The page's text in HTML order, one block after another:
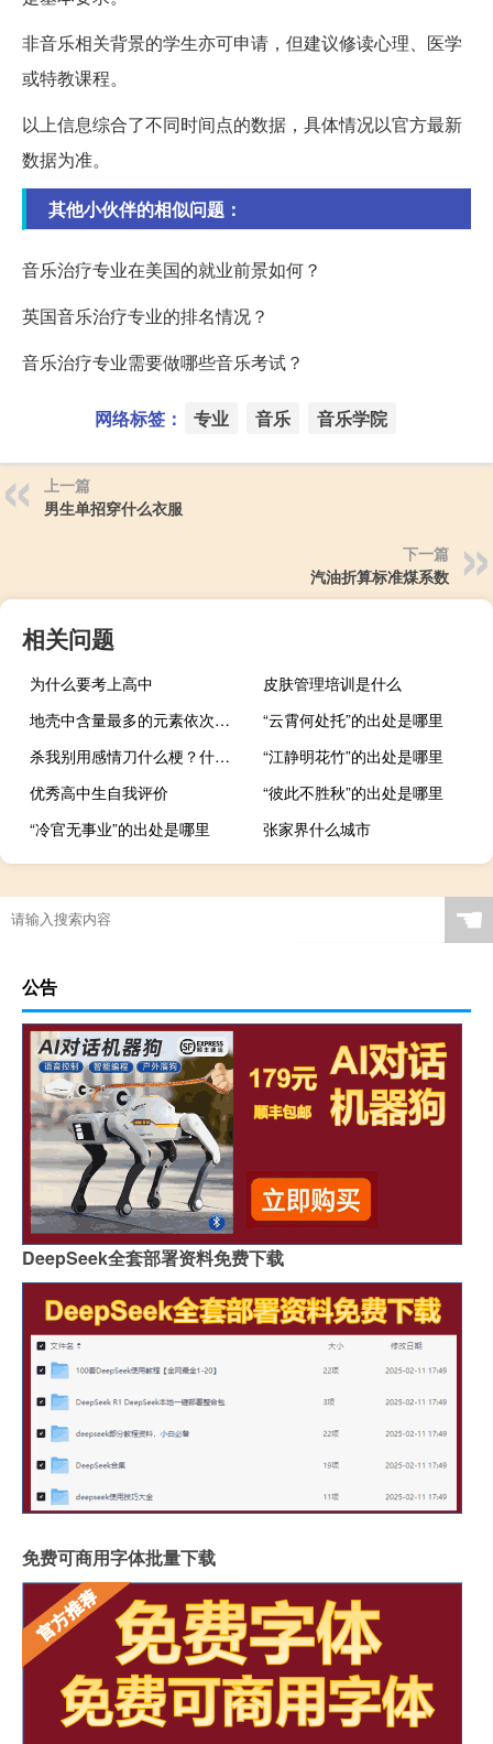
非音乐相关背景的学生亦可申请，但建议修读心理、医学
或特教课程。
以上信息综合了不同时间点的数据，具体情况以官方最新
数据为准。
其他小伙伴的相似问题：
音乐治疗专业在美国的就业前景如何？
英国音乐治疗专业的排名情况？
音乐治疗专业需要做哪些音乐考试？
网络标签： 专业 音乐 音乐学院
上一篇
男生单招穿什么衣服
下一篇
汽油折算标准煤系数
相关问题
为什么要考上高中
皮肤管理培训是什么
地壳中含量最多的元素依次是什么
“云霄何处托”的出处是哪里
杀我别用感情刀什么梗？什么梗
“江静明花竹”的出处是哪里
优秀高中生自我评价
“彼此不胜秋”的出处是哪里
“冷官无事业”的出处是哪里
张家界什么城市
☚
公告
DeepSeek全套部署资料免费下载
免费可商用字体批量下载